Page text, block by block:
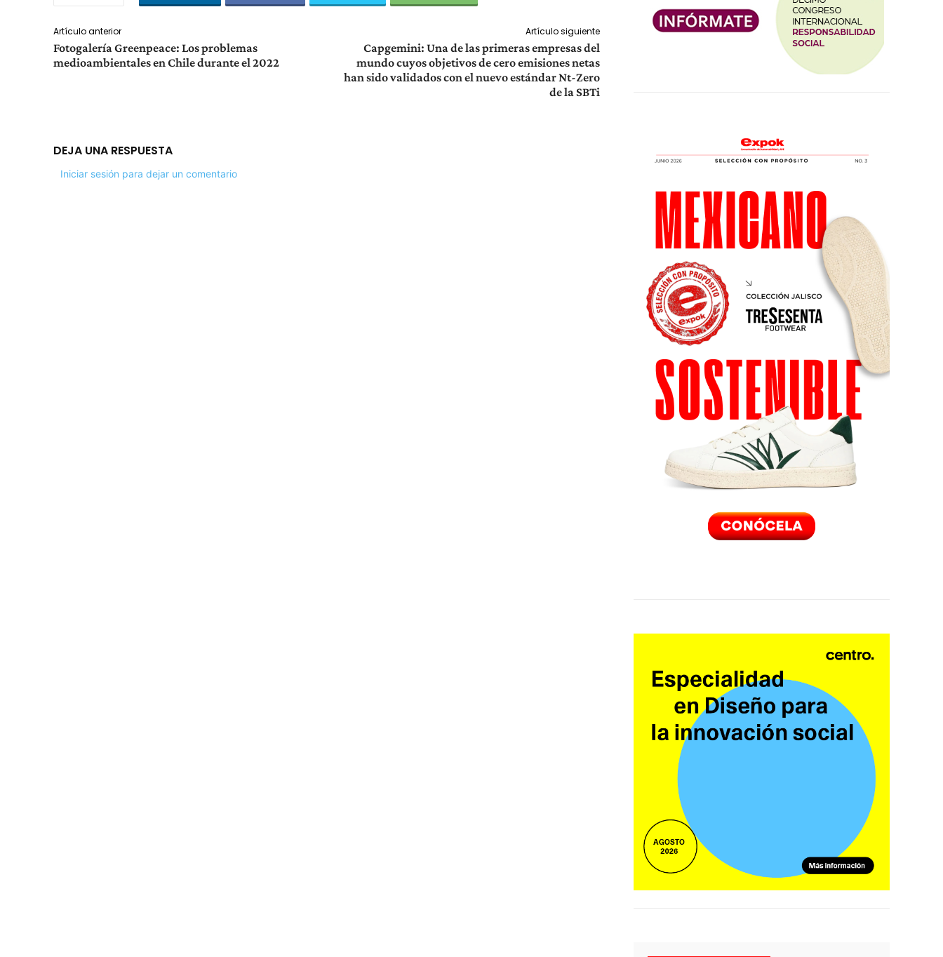
Artículo anterior
Fotogalería Greenpeace: Los problemas
medioambientales en Chile durante el 2022
Artículo siguiente
Capgemini: Una de las primeras empresas del
mundo cuyos objetivos de cero emisiones netas
han sido validados con el nuevo estándar Nt-Zero
de la SBTi
DEJA UNA RESPUESTA
Iniciar sesión para dejar un comentario